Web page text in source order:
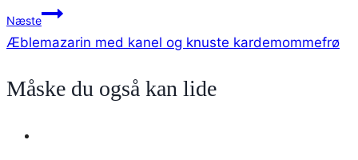
Næste
Æblemazarin med kanel og knuste kardemommefrø
Måske du også kan lide